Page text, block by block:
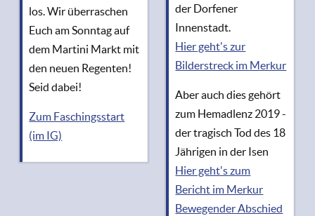
los. Wir überraschen
Euch am Sonntag auf
dem Martini Markt mit
den neuen Regenten!
Seid dabei!
Zum Faschingsstart
(im IG)
der Dorfener
Innenstadt.
Hier geht's zur
Bilderstreck im Merkur
Aber auch dies gehört
zum Hemadlenz 2019 -
der tragisch Tod des 18
Jährigen in der Isen
Hier geht's zum
Bericht im Merkur
Bewegender Abschied